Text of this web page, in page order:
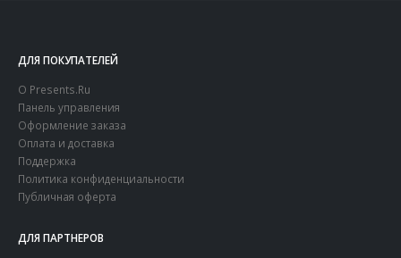
ДЛЯ ПОКУПАТЕЛЕЙ
О Presents.Ru
Панель управления
Оформление заказа
Оплата и доставка
Поддержка
Политика конфиденциальности
Публичная оферта
ДЛЯ ПАРТНЕРОВ